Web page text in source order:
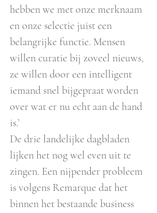
hebben we met onze merknaam
en onze selectie juist een
belangrijke functie. Mensen
willen curatie bij zoveel nieuws,
ze willen door een intelligent
iemand snel bijgepraat worden
over wat er nu echt aan de hand
is.’
De drie landelijke dagbladen
lijken het nog wel even uit te
zingen. Een nijpender probleem
is volgens Remarque dat het
binnen het bestaande business